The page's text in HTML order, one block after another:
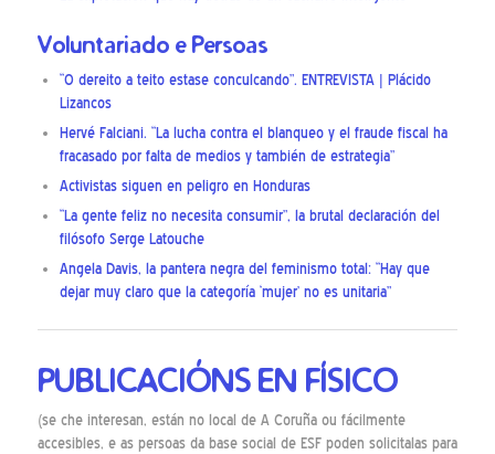
Voluntariado e Persoas
“O dereito a teito estase conculcando”. ENTREVISTA | Plácido
Lizancos
Hervé Falciani. “La lucha contra el blanqueo y el fraude fiscal ha
fracasado por falta de medios y también de estrategia”
Activistas siguen en peligro en Honduras
“La gente feliz no necesita consumir”, la brutal declaración del
filósofo Serge Latouche
Angela Davis, la pantera negra del feminismo total: “Hay que
dejar muy claro que la categoría ‘mujer’ no es unitaria”
PUBLICACIÓNS EN FÍSICO
(se che interesan, están no local de A Coruña ou fácilmente
accesibles, e as persoas da base social de ESF poden solicitalas para